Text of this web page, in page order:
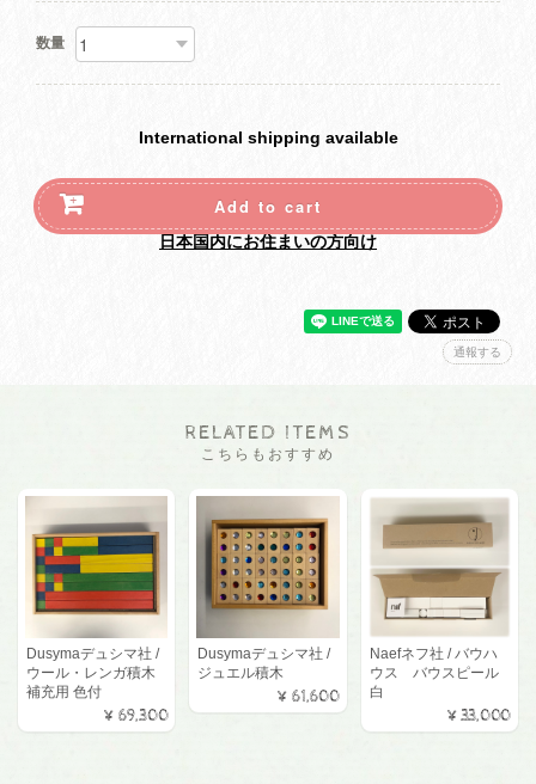
数量
International shipping available
Add to cart
日本国内にお住まいの方向け
通報する
RELATED ITEMS
こちらもおすすめ
Dusymaデュシマ社 /
ウール・レンガ積木
補充用 色付
¥69,300
Dusymaデュシマ社 /
ジュエル積木
¥61,600
Naefネフ社 / バウハ
ウス バウスピール
白
¥33,000